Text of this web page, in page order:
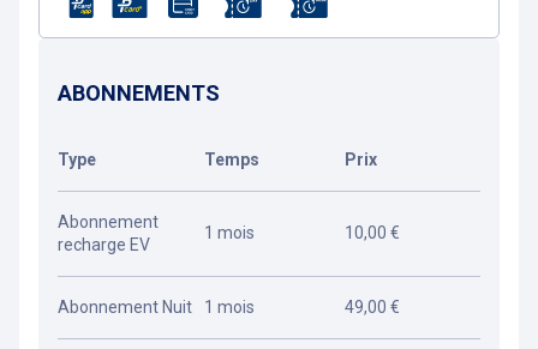
ABONNEMENTS
Type Temps Prix
Abonnement
recharge EV
1 mois 10,00 €
Abonnement Nuit 1 mois 49,00 €